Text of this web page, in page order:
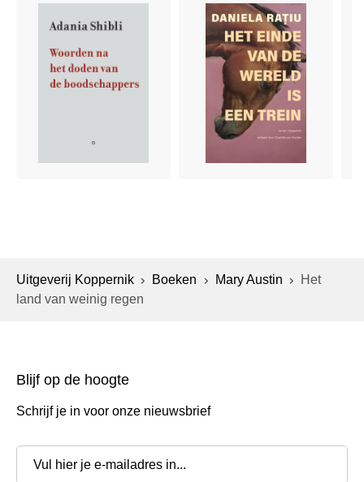
Uitgeverij Koppernik Boeken Mary Austin
Het
land van weinig regen
Blijf op de hoogte
Schrijf je in voor onze nieuwsbrief